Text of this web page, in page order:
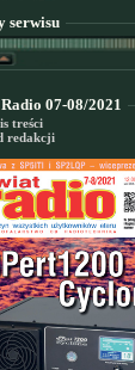
serwisu
07-08/2021
treści
redakcji